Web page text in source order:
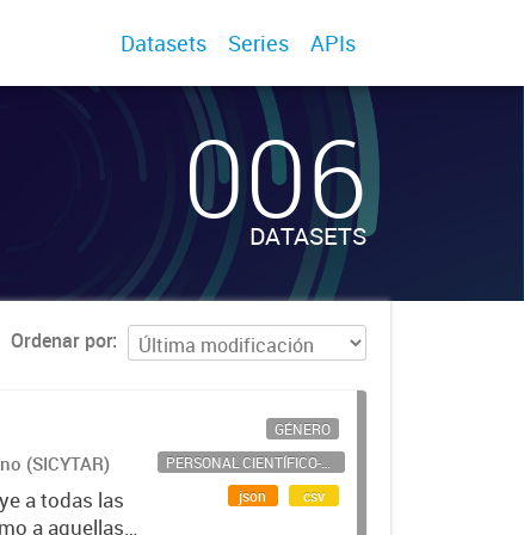
Datasets Series APIs
006
DATASETS
Ordenar por
(SICYTAR)
a todas las
a aquellas
GÉNERO
PERSONAL CIENTÍFICO-TECNOLÓGICO
json
csv